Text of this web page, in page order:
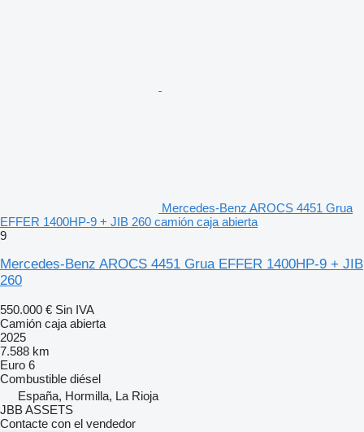
Mercedes-Benz AROCS 4451 Grua
EFFER 1400HP-9 + JIB 260 camión caja abierta
9
Mercedes-Benz AROCS 4451 Grua EFFER 1400HP-9 + JIB
260
550.000 € Sin IVA
Camión caja abierta
2025
7.588 km
Euro 6
Combustible diésel
España, Hormilla, La Rioja
JBB ASSETS
Contacte con el vendedor